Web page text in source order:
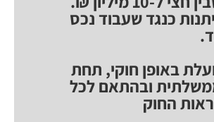
כנגד שעבוד נכס
באופן חוקי, תחת
ובהתאם לכל
החוק